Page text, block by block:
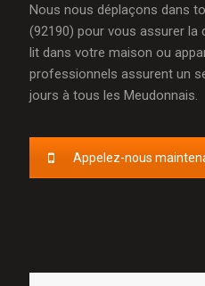
Nous nous déplaçons dans
(92190) pour vous assurer la
lit dans votre maison ou
professionnels assurent un
jours à tous les Meudonnais.
Appelez-nous